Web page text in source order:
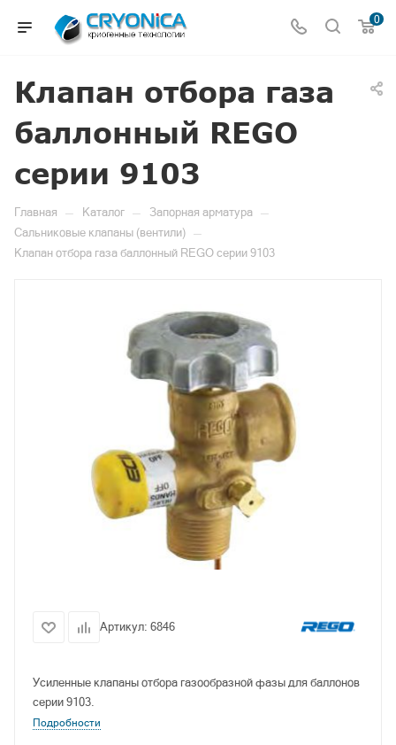
0
Клапан отбора газа
баллонный REGO
серии 9103
Главная — Каталог — Запорная арматура —
Сальниковые клапаны (вентили) —
Клапан отбора газа баллонный REGO серии 9103
Артикул: 6846
Усиленные клапаны отбора газообразной фазы для баллонов
серии 9103.
Подробности